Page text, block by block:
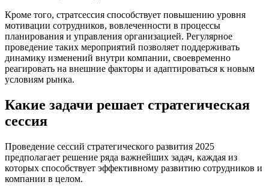
Кроме того, стратсессия способствует повышению уровня
мотивации сотрудников, вовлеченности в процессы
планирования и управления организацией. Регулярное
проведение таких мероприятий позволяет поддерживать
динамику изменений внутри компании, своевременно
реагировать на внешние факторы и адаптироваться к новым
условиям рынка.
Какие задачи решает стратегическая
сессия
Проведение сессий стратегического развития 2025
предполагает решение ряда важнейших задач, каждая из
которых способствует эффективному развитию сотрудников и
компании в целом.